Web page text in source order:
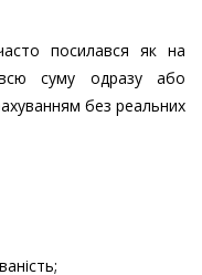
посилався як на
суму одразу або
без реальних